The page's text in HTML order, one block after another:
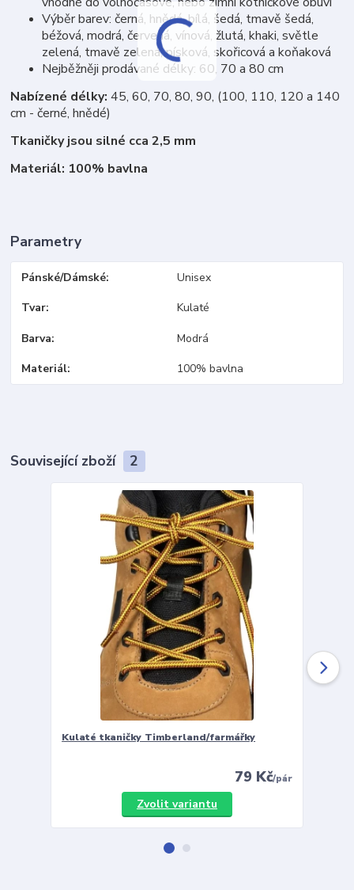
Výběr barev: černá, hnědá, bílá, šedá, tmavě šedá,
béžová, modrá, červená, vínová, žlutá, khaki, světle
zelená, tmavě zelená, písková, skořicová a koňaková
Nejběžněji prodávané délky: 60, 70 a 80 cm
Nabízené délky: 45, 60, 70, 80, 90, (100, 110, 120 a 140
cm - černé, hnědé)
Tkaničky jsou silné cca 2,5 mm
Materiál: 100% bavlna
Parametry
Pánské/Dámské Unisex
Tvar Kulaté
Barva Modrá
Materiál 100% bavlna
Související zboží 2
Kulaté tkaničky Timberland/farmářky
79 Kč/pár
Zvolit variantu